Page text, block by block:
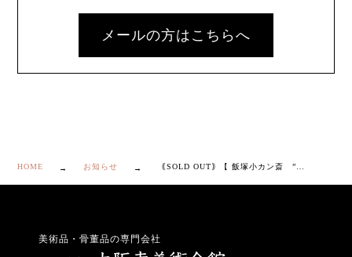
メールの方はこちらへ
HOME お知らせ
美術品・骨董品の専門会社